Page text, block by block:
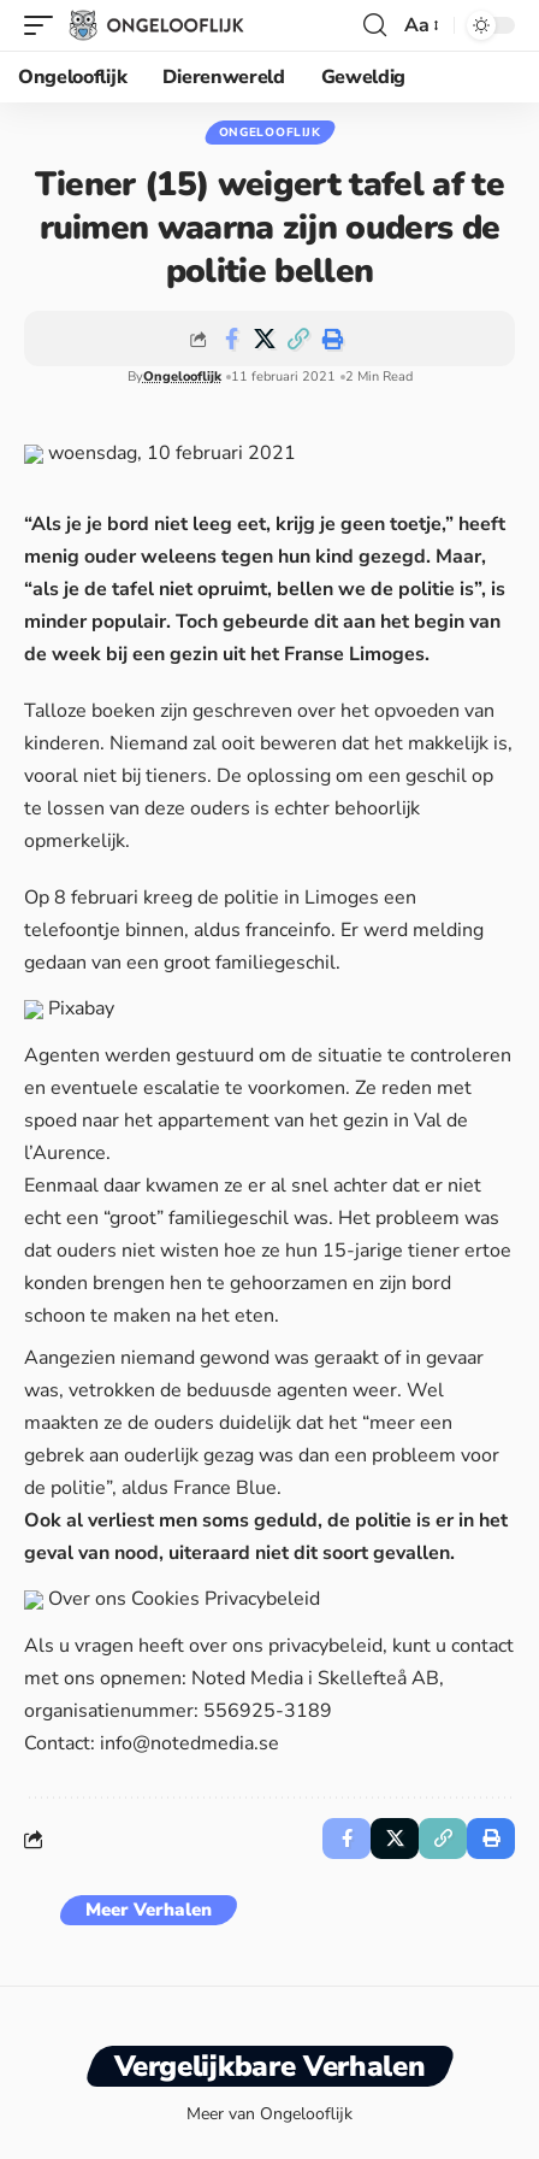
Aa
Ongelooflijk
Dierenwereld Geweldig
ONGELOOFLIJK
Tiener (15) weigert tafel af te
ruimen waarna zijn ouders de
politie bellen
ByOngelooflijk 11 februari 2021 2 Min Read
woensdag, 10 februari 2021
“Als je je bord niet leeg eet, krijg je geen toetje,” heeft
menig ouder weleens tegen hun kind gezegd. Maar,
“als je de tafel niet opruimt, bellen we de politie is”, is
minder populair. Toch gebeurde dit aan het begin van
de week bij een gezin uit het Franse Limoges.
Talloze boeken zijn geschreven over het opvoeden van
kinderen. Niemand zal ooit beweren dat het makkelijk is,
vooral niet bij tieners. De oplossing om een geschil op
te lossen van deze ouders is echter behoorlijk
opmerkelijk.
Op 8 februari kreeg de politie in Limoges een
telefoontje binnen, aldus franceinfo. Er werd melding
gedaan van een groot familiegeschil.
Pixabay
Agenten werden gestuurd om de situatie te controleren
en eventuele escalatie te voorkomen. Ze reden met
spoed naar het appartement van het gezin in Val de
l’Aurence.
Eenmaal daar kwamen ze er al snel achter dat er niet
echt een “groot” familiegeschil was. Het probleem was
dat ouders niet wisten hoe ze hun 15-jarige tiener ertoe
konden brengen hen te gehoorzamen en zijn bord
schoon te maken na het eten.
Aangezien niemand gewond was geraakt of in gevaar
was, vetrokken de beduusde agenten weer. Wel
maakten ze de ouders duidelijk dat het “meer een
gebrek aan ouderlijk gezag was dan een probleem voor
de politie”, aldus France Blue.
Ook al verliest men soms geduld, de politie is er in het
geval van nood, uiteraard niet dit soort gevallen.
Over ons Cookies Privacybeleid
Als u vragen heeft over ons privacybeleid, kunt u contact
met ons opnemen: Noted Media i Skellefteå AB,
organisatienummer: 556925-3189
Contact: info@notedmedia.se
Meer Verhalen
Vergelijkbare Verhalen
Meer van Ongelooflijk